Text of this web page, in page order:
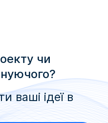
чи
ваші ідеї в